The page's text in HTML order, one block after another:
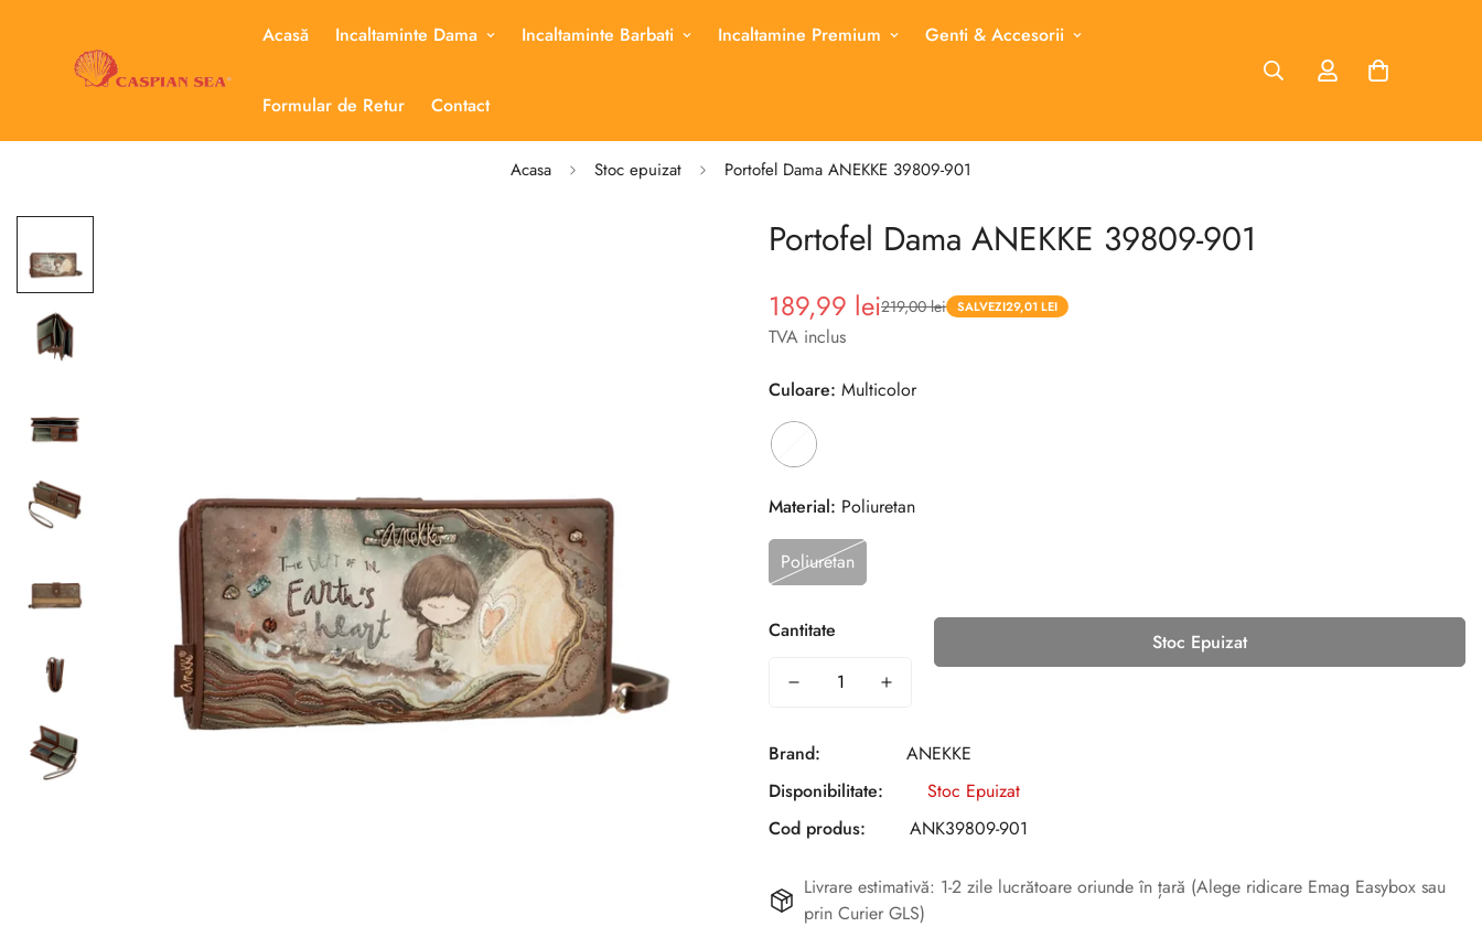
Acasă Incaltaminte Dama Incaltaminte Barbati Incaltamine Premium Genti & Accesorii
Formular de Retur Contact
Acasa Stoc epuizat Portofel Dama ANEKKE 39809-901
Portofel Dama ANEKKE 39809-901
Pret
redus
189,99 lei
Pret 219,00 lei SALVEZI29,01 LEI
TVA inclus
Culoare: Multicolor
Material: Poliuretan
Poliuretan
Cantitate Stoc Epuizat
Brand:
ANEKKE
Disponibilitate:
Stoc Epuizat
Cod produs:
ANK39809-901
Livrare estimativă: 1-2 zile lucrătoare oriunde în țară (Alege ridicare Emag Easybox sau
prin Curier GLS)